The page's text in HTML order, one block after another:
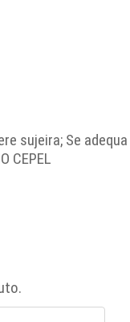
Se adequa
CEPEL